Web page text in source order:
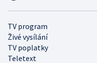
TV program
Živé vysílání
TV poplatky
Teletext